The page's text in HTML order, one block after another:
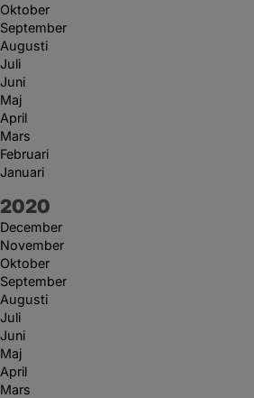
Oktober
September
Augusti
Juli
Juni
Maj
April
Mars
Februari
Januari
År:
2020
December
November
Oktober
September
Augusti
Juli
Juni
Maj
April
Mars